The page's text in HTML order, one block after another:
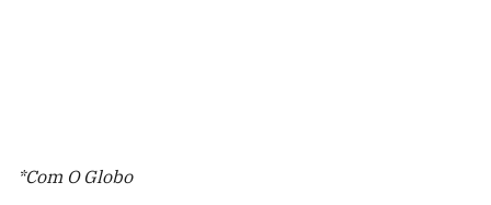
*Com O Globo